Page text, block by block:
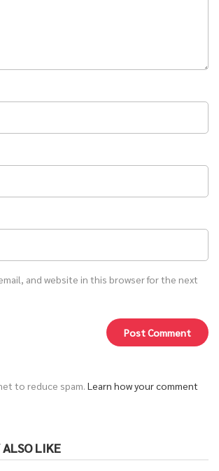
and website in this browser for the next
to reduce spam. Learn how your comment
ALSO LIKE